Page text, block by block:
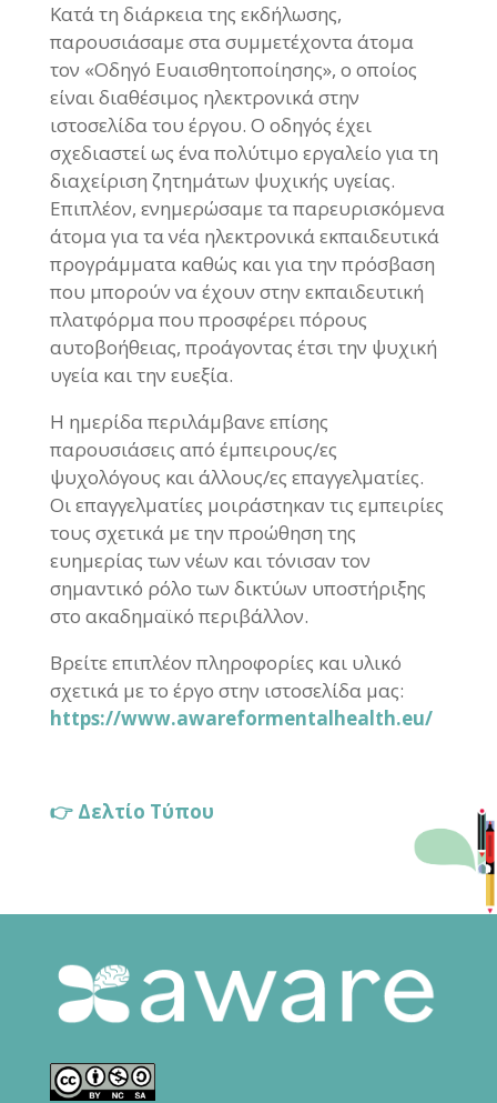
Κατά τη διάρκεια της εκδήλωσης,
παρουσιάσαμε στα συμμετέχοντα άτομα
τον «Οδηγό Ευαισθητοποίησης», ο οποίος
είναι διαθέσιμος ηλεκτρονικά στην
ιστοσελίδα του έργου. Ο οδηγός έχει
σχεδιαστεί ως ένα πολύτιμο εργαλείο για τη
διαχείριση ζητημάτων ψυχικής υγείας.
Επιπλέον, ενημερώσαμε τα παρευρισκόμενα
άτομα για τα νέα ηλεκτρονικά εκπαιδευτικά
προγράμματα καθώς και για την πρόσβαση
που μπορούν να έχουν στην εκπαιδευτική
πλατφόρμα που προσφέρει πόρους
αυτοβοήθειας, προάγοντας έτσι την ψυχική
υγεία και την ευεξία.
Η ημερίδα περιλάμβανε επίσης
παρουσιάσεις από έμπειρους/ες
ψυχολόγους και άλλους/ες επαγγελματίες.
Οι επαγγελματίες μοιράστηκαν τις εμπειρίες
τους σχετικά με την προώθηση της
ευημερίας των νέων και τόνισαν τον
σημαντικό ρόλο των δικτύων υποστήριξης
στο ακαδημαϊκό περιβάλλον.
Βρείτε επιπλέον πληροφορίες και υλικό
σχετικά με το έργο στην ιστοσελίδα μας:
https://www.awareformentalhealth.eu/
👉 Δελτίο Τύπου